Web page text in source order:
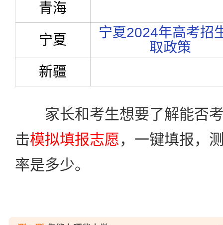
青海
宁夏
宁夏2024年高考招
取政策
新疆
家长和考生想要了解能否考
击模拟填报志愿 ，一键填报，
率是多少。